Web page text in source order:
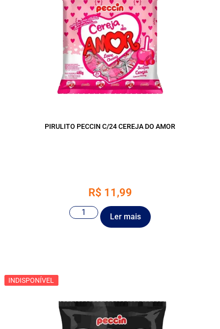
PIRULITO PECCIN C/24 CEREJA DO AMOR
R$ 11,99
Ler mais
INDISPONÍVEL
INDISPONÍVEL